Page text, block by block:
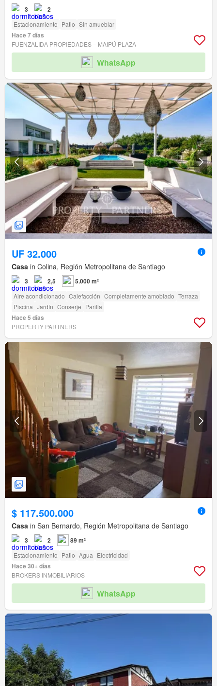
3 2
Estacionamiento Patio Sin amueblar
Hace 7 días
FUENZALIDA PROPIEDADES – MAIPÚ PLAZA
WhatsApp
UF 32.000
Casa in Colina, Región Metropolitana de Santiago
3 2,5 5.000 m²
Aire acondicionado Calefacción Completamente amoblado Terraza
Piscina Jardín Conserje Parilla
Hace 5 días
PROPERTY PARTNERS
$ 117.500.000
Casa in San Bernardo, Región Metropolitana de Santiago
3 2 89 m²
Estacionamiento Patio Agua Electricidad
Hace 30+ días
BROKERS INMOBILIARIOS
WhatsApp